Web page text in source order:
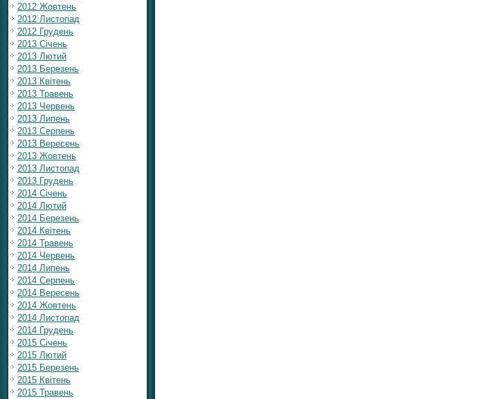
2012 Жовтень
2012 Листопад
2012 Грудень
2013 Січень
2013 Лютий
2013 Березень
2013 Квітень
2013 Травень
2013 Червень
2013 Липень
2013 Серпень
2013 Вересень
2013 Жовтень
2013 Листопад
2013 Грудень
2014 Січень
2014 Лютий
2014 Березень
2014 Квітень
2014 Травень
2014 Червень
2014 Липень
2014 Серпень
2014 Вересень
2014 Жовтень
2014 Листопад
2014 Грудень
2015 Січень
2015 Лютий
2015 Березень
2015 Квітень
2015 Травень